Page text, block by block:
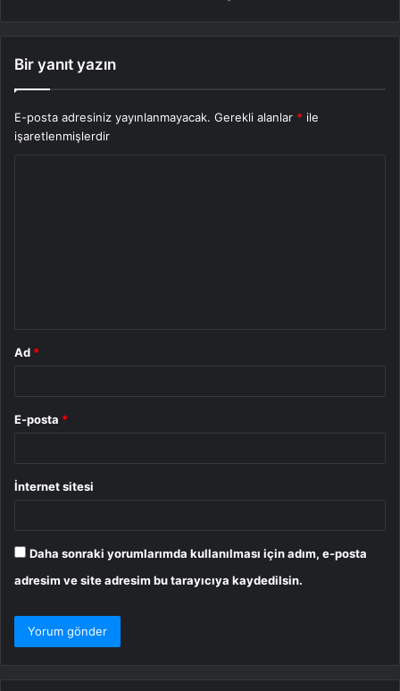
Bir yanıt yazın
E-posta adresiniz yayınlanmayacak. Gerekli alanlar * ile
işaretlenmişlerdir
Ad *
E-posta *
İnternet sitesi
Daha sonraki yorumlarımda kullanılması için adım, e-posta
adresim ve site adresim bu tarayıcıya kaydedilsin.